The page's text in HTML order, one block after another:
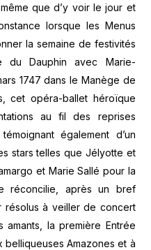
que d’y voir le jour et
lorsque les Menus
la semaine de festivités
du Dauphin avec Marie-
1747 dans le Manège de
cet opéra-ballet héroïque
au fil des reprises
également d’un
stars telles que Jélyotte et
et Marie Sallé pour la
réconcilie, après un bref
résolus à veiller de concert
la première Entrée
belliqueuses Amazones et à